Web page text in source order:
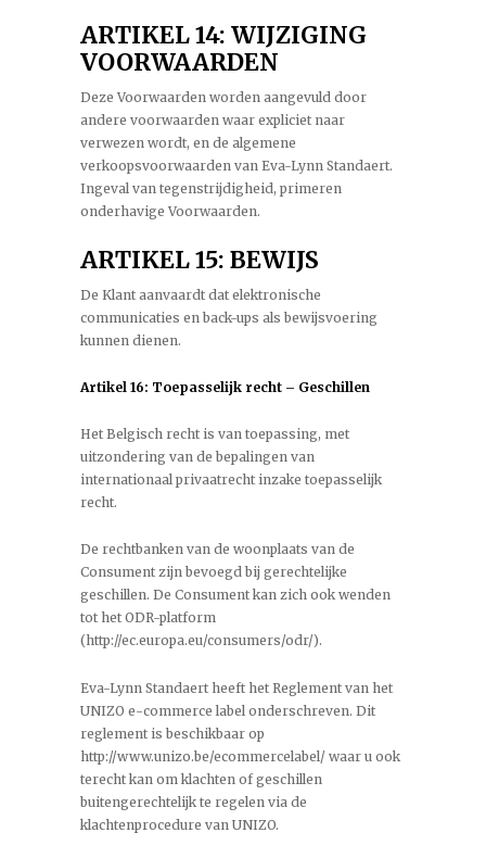
ARTIKEL 14: WIJZIGING
VOORWAARDEN
Deze Voorwaarden worden aangevuld door
andere voorwaarden waar expliciet naar
verwezen wordt, en de algemene
verkoopsvoorwaarden van Eva-Lynn Standaert.
Ingeval van tegenstrijdigheid, primeren
onderhavige Voorwaarden.
ARTIKEL 15: BEWIJS
De Klant aanvaardt dat elektronische
communicaties en back-ups als bewijsvoering
kunnen dienen.
Artikel 16: Toepasselijk recht – Geschillen
Het Belgisch recht is van toepassing, met
uitzondering van de bepalingen van
internationaal privaatrecht inzake toepasselijk
recht.
De rechtbanken van de woonplaats van de
Consument zijn bevoegd bij gerechtelijke
geschillen. De Consument kan zich ook wenden
tot het ODR-platform
(http://ec.europa.eu/consumers/odr/).
Eva-Lynn Standaert heeft het Reglement van het
UNIZO e-commerce label onderschreven. Dit
reglement is beschikbaar op
http://www.unizo.be/ecommercelabel/ waar u ook
terecht kan om klachten of geschillen
buitengerechtelijk te regelen via de
klachtenprocedure van UNIZO.